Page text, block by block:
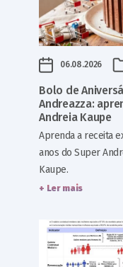
06.08.2026
Bolo de
Andreazza:
Andreia Kaupe
Aprenda a receita
anos do Super
Kaupe.
+ Ler mais